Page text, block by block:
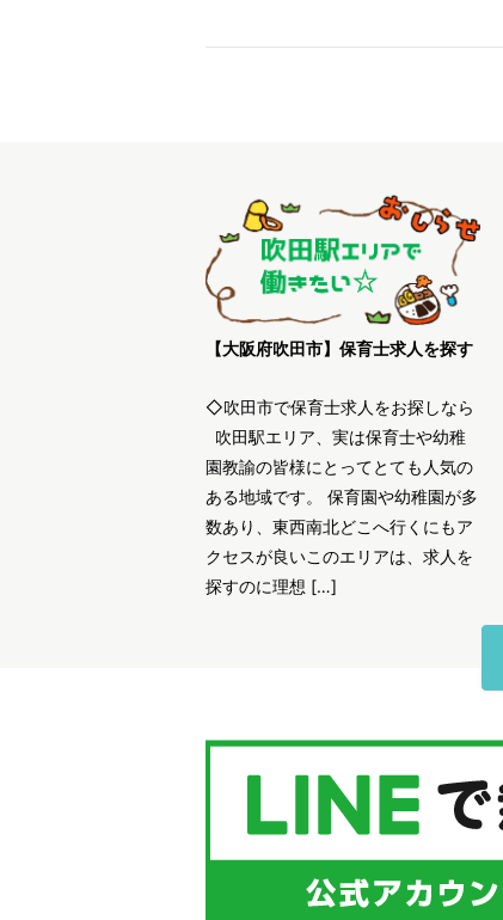
【大阪府吹田市】保育士求人を探す
◇吹田市で保育士求人をお探しなら
吹田駅エリア、実は保育士や幼稚
園教諭の皆様にとってとても人気の
ある地域です。 保育園や幼稚園が多
数あり、東西南北どこへ行くにもア
クセスが良いこのエリアは、求人を
探すのに理想 […]